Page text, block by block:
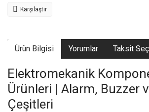
Karşılaştır
Ürün Bilgisi Yorumlar Taksit
Elektromekanik
Ürünleri | Alarm, Buzzer
Çeşitleri